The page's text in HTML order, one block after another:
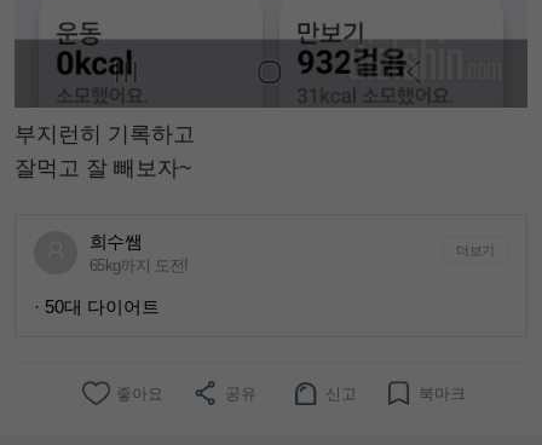
부지런히 기록하고
잘먹고 잘 빼보자~
희수쌤
65kg까지 도전!
더보기
· 50대 다이어트
좋아요 공유 신고 북마크